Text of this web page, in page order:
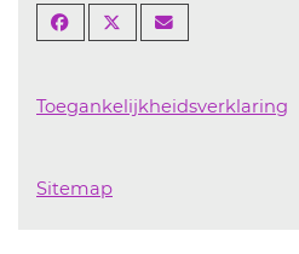
Toegankelijkheidsverklaring
Sitemap